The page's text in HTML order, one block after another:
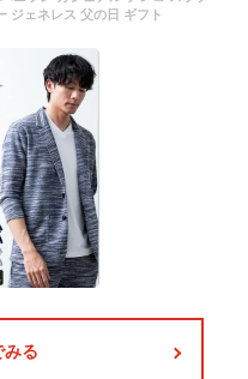
ジェネレス 父の日 ギフト
みる